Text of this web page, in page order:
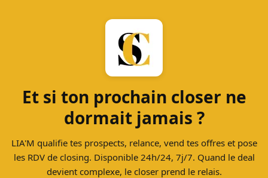
Et si ton prochain closer ne
dormait jamais ?
LIA'M qualifie tes prospects, relance, vend tes offres et pose
les RDV de closing. Disponible 24h/24, 7j/7. Quand le deal
devient complexe, le closer prend le relais.